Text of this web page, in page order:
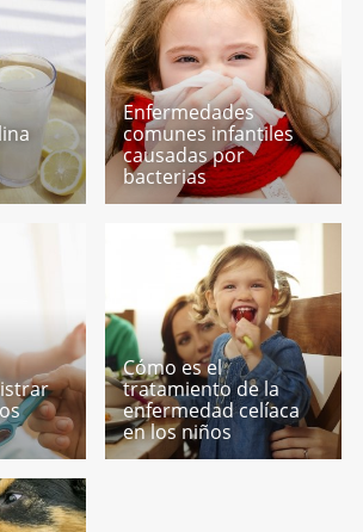
Enfermedades
comunes infantiles
causadas por
bacterias
Cómo es el
tratamiento de la
enfermedad celíaca
en los niños